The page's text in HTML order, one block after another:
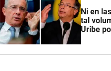
Ni en
tal
Uribe